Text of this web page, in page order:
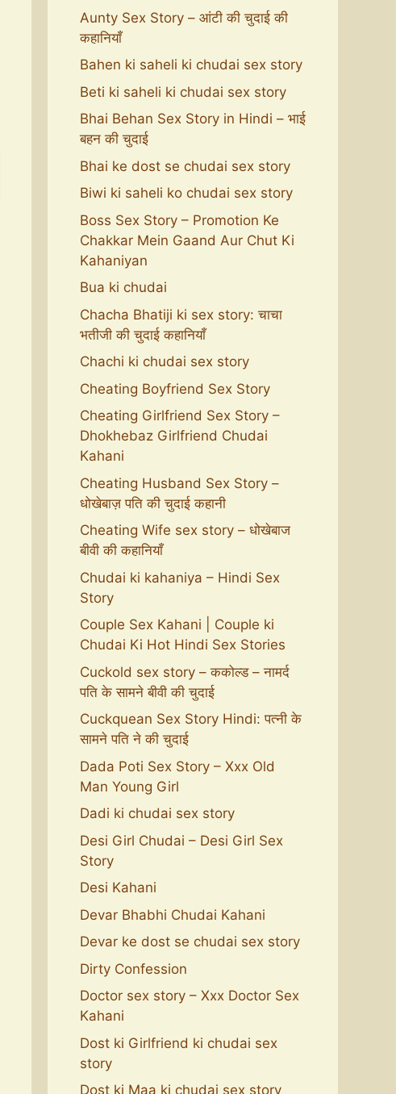
Aunty Sex Story – आंटी की चुदाई की
कहानियाँ
Bahen ki saheli ki chudai sex story
Beti ki saheli ki chudai sex story
Bhai Behan Sex Story in Hindi – भाई
बहन की चुदाई
Bhai ke dost se chudai sex story
Biwi ki saheli ko chudai sex story
Boss Sex Story – Promotion Ke
Chakkar Mein Gaand Aur Chut Ki
Kahaniyan
Bua ki chudai
Chacha Bhatiji ki sex story: चाचा
भतीजी की चुदाई कहानियाँ
Chachi ki chudai sex story
Cheating Boyfriend Sex Story
Cheating Girlfriend Sex Story –
Dhokhebaz Girlfriend Chudai
Kahani
Cheating Husband Sex Story –
धोखेबाज़ पति की चुदाई कहानी
Cheating Wife sex story – धोखेबाज
बीवी की कहानियाँ
Chudai ki kahaniya – Hindi Sex
Story
Couple Sex Kahani | Couple ki
Chudai Ki Hot Hindi Sex Stories
Cuckold sex story – ककोल्ड – नामर्द
पति के सामने बीवी की चुदाई
Cuckquean Sex Story Hindi: पत्नी के
सामने पति ने की चुदाई
Dada Poti Sex Story – Xxx Old
Man Young Girl
Dadi ki chudai sex story
Desi Girl Chudai – Desi Girl Sex
Story
Desi Kahani
Devar Bhabhi Chudai Kahani
Devar ke dost se chudai sex story
Dirty Confession
Doctor sex story – Xxx Doctor Sex
Kahani
Dost ki Girlfriend ki chudai sex
story
Dost ki Maa ki chudai sex story